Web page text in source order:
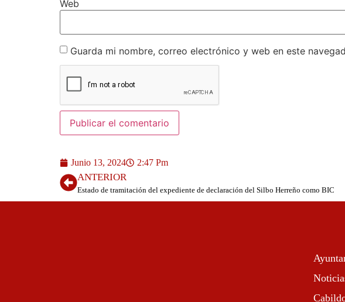
Web
Guarda mi nombre, correo electrónico y web en este
Junio 13, 2024 2:47 Pm
ANTERIOR
Estado de tramitación del expediente de declaración del Silbo Herreño como BIC